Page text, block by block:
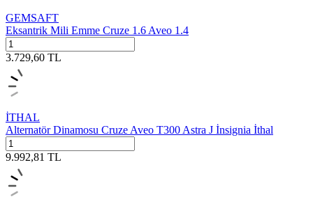
GEMSAFT
Eksantrik Mili Emme Cruze 1.6 Aveo 1.4
3.729,60 TL
İTHAL
Alternatör Dinamosu Cruze Aveo T300 Astra J İnsignia İthal
9.992,81 TL